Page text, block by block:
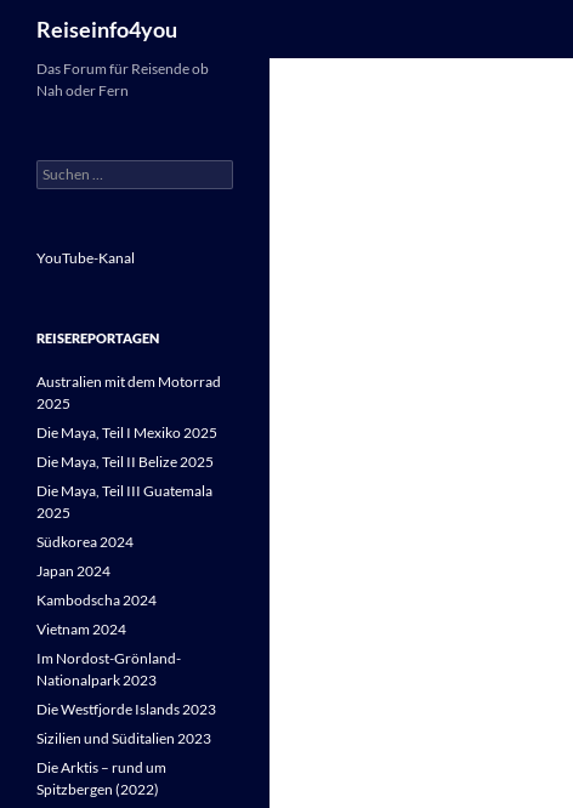
Inhalt
Reiseinfo4you
Das Forum für Reisende ob
Nah oder Fern
Suchen
nach:
YouTube-Kanal
REISEREPORTAGEN
Australien mit dem Motorrad
2025
Die Maya, Teil I Mexiko 2025
Die Maya, Teil II Belize 2025
Die Maya, Teil III Guatemala
2025
Südkorea 2024
Japan 2024
Kambodscha 2024
Vietnam 2024
Im Nordost-Grönland-
Nationalpark 2023
Die Westfjorde Islands 2023
Sizilien und Süditalien 2023
Die Arktis – rund um
Spitzbergen (2022)